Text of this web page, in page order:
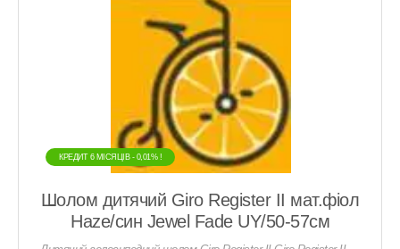
КРЕДИТ 6 МIСЯЦIВ - 0,01% !
Шолом дитячий Giro Register II мат.фіол
Haze/син Jewel Fade UY/50-57см